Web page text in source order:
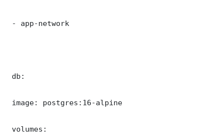
- app-network
db:
image: postgres:16-alpine
volumes: